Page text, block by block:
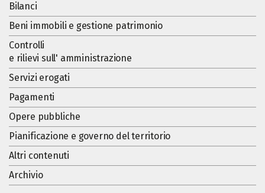
Bilanci
Beni immobili e gestione patrimonio
Controlli
e rilievi sull' amministrazione
Servizi erogati
Pagamenti
Opere pubbliche
Pianificazione e governo del territorio
Altri contenuti
Archivio